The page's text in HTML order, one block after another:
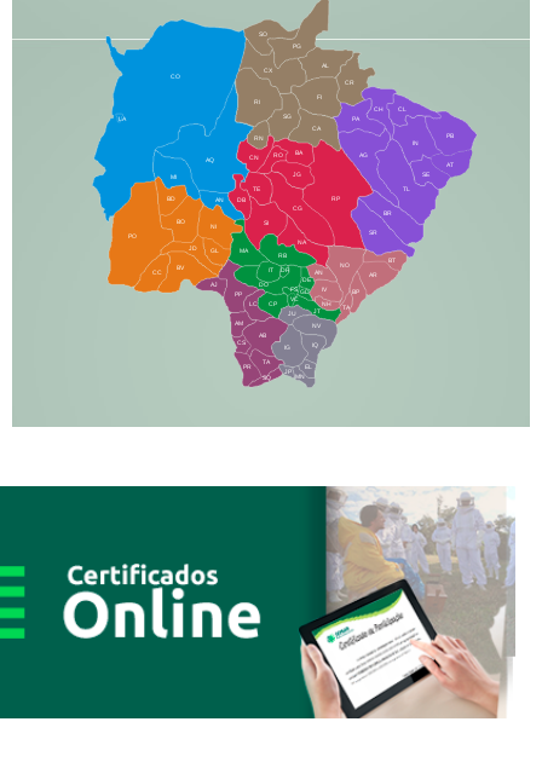
CO
AQ
MI
AN
CX
RI
AL
CR
FI
SG
BA
CA
PA
CH CL
PB
SE
TL
AG
BR
SR
BT
AR
RP
RO
JG
CG
SI
NA
TA
NH
JT
RB
MA
IT
DR
DO
CP
JU
NV
IQ
EL
BD
BO
NI
JD
PO
BV
CC
PP
AJ
LC
AM
AB
JP
DB
TE
CS
PR
TA
SQ
IG
MN
IN
NO
BP
RN
CN
GL
AN
IV
FS
VC
GD
DE
AT
PG
SO
LA